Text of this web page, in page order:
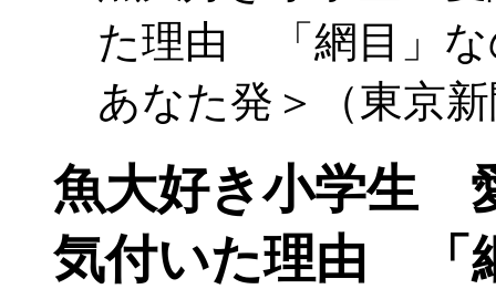
た理由 「網目」な
あなた発＞（東京
魚大好き小学生
気付いた理由 「